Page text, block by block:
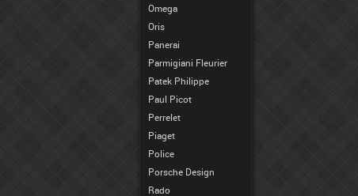
Omega
Oris
Panerai
Parmigiani Fleurier
Patek Philippe
Paul Picot
Perrelet
Piaget
Police
Porsche Design
Rado